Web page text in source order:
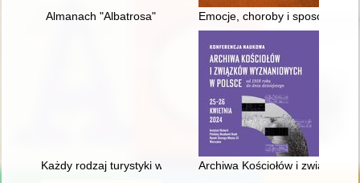
Almanach "Albatrosa" Emocje, choroby i sposoby
Każdy rodzaj turystyki wymaga innego ekwipunku" :
Archiwa Kościołów i związków